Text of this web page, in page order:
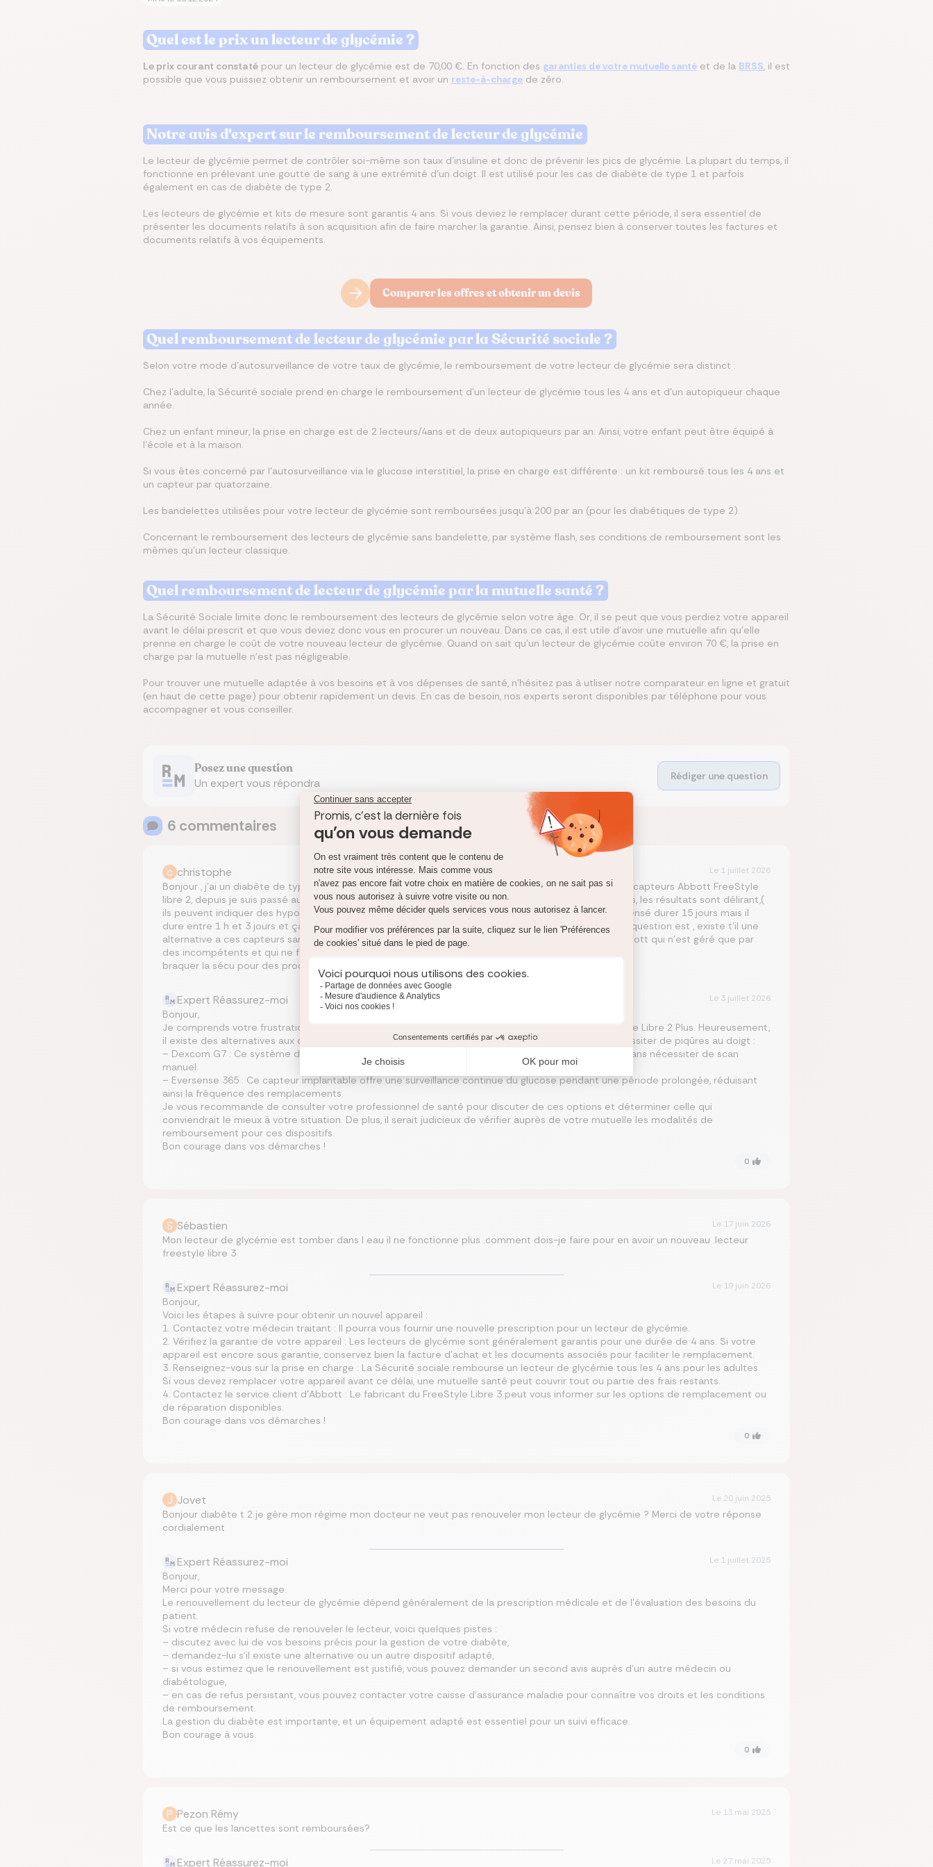
Quel est le prix un lecteur de glycémie ?
Le prix courant constaté pour un lecteur de glycémie est de 70,00 €. En fonction des garanties de votre mutuelle santé et de la BRSS, il est
possible que vous puissiez obtenir un remboursement et avoir un reste-à-charge de zéro.
Notre avis d'expert sur le remboursement de lecteur de glycémie
Le lecteur de glycémie permet de contrôler soi-même son taux d'insuline et donc de prévenir les pics de glycémie. La plupart du temps, il
fonctionne en prélevant une goutte de sang à une extrémité d'un doigt. Il est utilisé pour les cas de diabète de type 1 et parfois
également en cas de diabète de type 2.
Les lecteurs de glycémie et kits de mesure sont garantis 4 ans. Si vous deviez le remplacer durant cette période, il sera essentiel de
présenter les documents relatifs à son acquisition afin de faire marcher la garantie. Ainsi, pensez bien à conserver toutes les factures et
documents relatifs à vos équipements.
Comparer les offres et obtenir un devis
Quel remboursement de lecteur de glycémie par la Sécurité sociale ?
Selon votre mode d'autosurveillance de votre taux de glycémie, le remboursement de votre lecteur de glycémie sera distinct :
Chez l'adulte, la Sécurité sociale prend en charge le remboursement d'un lecteur de glycémie tous les 4 ans et d'un autopiqueur chaque
année.
Chez un enfant mineur, la prise en charge est de 2 lecteurs/4ans et de deux autopiqueurs par an. Ainsi, votre enfant peut être équipé à
l'école et à la maison.
Si vous êtes concerné par l'autosurveillance via le glucose interstitiel, la prise en charge est différente : un kit remboursé tous les 4 ans et
un capteur par quatorzaine.
Les bandelettes utilisées pour votre lecteur de glycémie sont remboursées jusqu'à 200 par an (pour les diabétiques de type 2).
Concernant le remboursement des lecteurs de glycémie sans bandelette, par système flash, ses conditions de remboursement sont les
mêmes qu'un lecteur classique.
Quel remboursement de lecteur de glycémie par la mutuelle santé ?
La Sécurité Sociale limite donc le remboursement des lecteurs de glycémie selon votre âge. Or, il se peut que vous perdiez votre appareil
avant le délai prescrit et que vous deviez donc vous en procurer un nouveau. Dans ce cas, il est utile d'avoir une mutuelle afin qu'elle
prenne en charge le coût de votre nouveau lecteur de glycémie. Quand on sait qu'un lecteur de glycémie coûte environ 70 €, la prise en
charge par la mutuelle n'est pas négligeable.
Pour trouver une mutuelle adaptée à vos besoins et à vos dépenses de santé, n'hésitez pas à utliser notre comparateur en ligne et gratuit
(en haut de cette page) pour obtenir rapidement un devis. En cas de besoin, nos experts seront disponibles par téléphone pour vous
accompagner et vous conseiller.
Posez une question
Un expert vous répondra
Rédiger une question
6 commentaires
c christophe Le 1 juillet 2026
Bonjour , j’ai un diabète de type 2, en 2024 après un séjour de 9 jours a l’hôpital , ils m’ont prescrit les capteurs Abbott FreeStyle
libre 2, depuis je suis passé au FreeStyle libre 2 plus, c’est une catastrophe , ils ne fonctionnent jamais, les résultats sont délirant,(
ils peuvent indiquer des hypo pendant plusieurs jours alors que c’est complètement faux ) ils sont sensé durer 15 jours mais il
dure entre 1 h et 3 jours et ça tout les 2 capteurs environ, (1 sur 3 fonctionne a peut près) donc ma question est , existe t’il une
alternative a ces capteurs sans être obligé de se piquer les doigts, j’aimerais bien laisser tomber Abbott qui n’est géré que par
des incompétents et qui ne fait que
braquer la sécu pour des produits très médiocres et dangereux
Expert Réassurez-moi Le 3 juillet 2026
Bonjour,
Je comprends votre frustration face aux dysfonctionnements rencontrés avec les capteurs FreeStyle Libre 2 Plus. Heureusement,
il existe des alternatives aux capteurs Abbott qui permettent de surveiller votre glycémie sans nécessiter de piqûres au doigt :
– Dexcom G7 : Ce système de surveillance continue du glucose fournit des lectures en temps réel sans nécessiter de scan
manuel.
– Eversense 365 : Ce capteur implantable offre une surveillance continue du glucose pendant une période prolongée, réduisant
ainsi la fréquence des remplacements.
Je vous recommande de consulter votre professionnel de santé pour discuter de ces options et déterminer celle qui
conviendrait le mieux à votre situation. De plus, il serait judicieux de vérifier auprès de votre mutuelle les modalités de
remboursement pour ces dispositifs.
Bon courage dans vos démarches !
0
S Sébastien Le 17 juin 2026
Mon lecteur de glycémie est tomber dans l eau il ne fonctionne plus .comment dois-je faire pour en avoir un nouveau .lecteur
freestyle libre 3
Expert Réassurez-moi Le 19 juin 2026
Bonjour,
Voici les étapes à suivre pour obtenir un nouvel appareil :
1. Contactez votre médecin traitant : Il pourra vous fournir une nouvelle prescription pour un lecteur de glycémie.
2. Vérifiez la garantie de votre appareil : Les lecteurs de glycémie sont généralement garantis pour une durée de 4 ans. Si votre
appareil est encore sous garantie, conservez bien la facture d’achat et les documents associés pour faciliter le remplacement.
3. Renseignez-vous sur la prise en charge : La Sécurité sociale rembourse un lecteur de glycémie tous les 4 ans pour les adultes.
Si vous devez remplacer votre appareil avant ce délai, une mutuelle santé peut couvrir tout ou partie des frais restants.
4. Contactez le service client d’Abbott : Le fabricant du FreeStyle Libre 3 peut vous informer sur les options de remplacement ou
de réparation disponibles.
Bon courage dans vos démarches !
0
J Jovet Le 20 juin 2025
Bonjour diabète t 2 je gère mon régime mon docteur ne veut pas renouveler mon lecteur de glycémie ? Merci de votre réponse
cordialement
Expert Réassurez-moi Le 1 juillet 2025
Bonjour,
Merci pour votre message.
Le renouvellement du lecteur de glycémie dépend généralement de la prescription médicale et de l’évaluation des besoins du
patient.
Si votre médecin refuse de renouveler le lecteur, voici quelques pistes :
– discutez avec lui de vos besoins précis pour la gestion de votre diabète,
– demandez-lui s’il existe une alternative ou un autre dispositif adapté,
– si vous estimez que le renouvellement est justifié, vous pouvez demander un second avis auprès d’un autre médecin ou
diabétologue,
– en cas de refus persistant, vous pouvez contacter votre caisse d’assurance maladie pour connaître vos droits et les conditions
de remboursement.
La gestion du diabète est importante, et un équipement adapté est essentiel pour un suivi efficace.
Bon courage à vous.
0
P Pezon Rémy Le 13 mai 2025
Est ce que les lancettes sont remboursées?
Expert Réassurez-moi Le 27 mai 2025